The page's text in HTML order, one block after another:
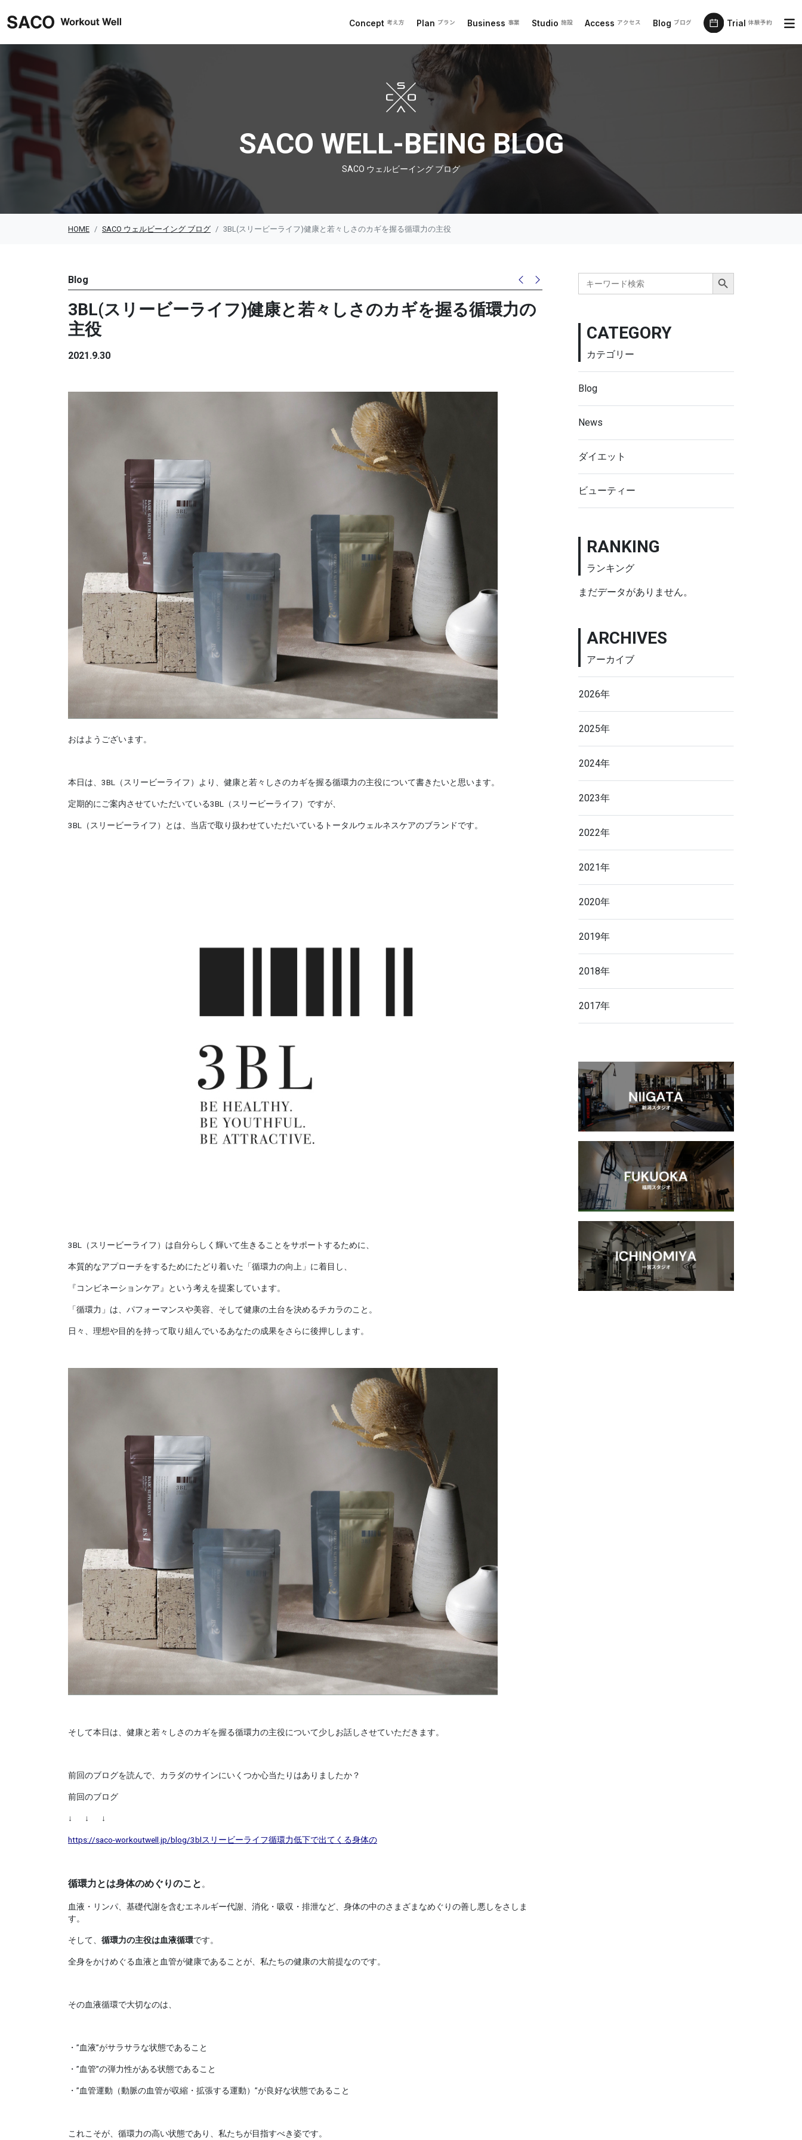
Concept 考え方 Plan プラン Business 事業 Studio 施設 Access アクセス Blog ブログ Trial 体験予約
SACO ウェルビーイング ブログ
SACO WELL-BEING BLOG
SACO ウェルビーイング ブログ
HOME SACO ウェルビーイング ブログ 3BL(スリービーライフ)健康と若々しさのカギを握る循環力の主役
Blog
3BL(スリービーライフ)健康と若々しさのカギを握る循環力の
主役
2021.9.30
おはようございます。
本日は、3BL（スリービーライフ）より、健康と若々しさのカギを握る循環力の主役について書きたいと思います。
定期的にご案内させていただいている3BL（スリービーライフ）ですが、
3BL（スリービーライフ）とは、当店で取り扱わせていただいているトータルウェルネスケアのブランドです。
3BL（スリービーライフ）は自分らしく輝いて生きることをサポートするために、
本質的なアプローチをするためにたどり着いた「循環力の向上」に着目し、
『コンビネーションケア』という考えを提案しています。
「循環力」は、パフォーマンスや美容、そして健康の土台を決めるチカラのこと。
日々、理想や目的を持って取り組んでいるあなたの成果をさらに後押しします。
そして本日は、健康と若々しさのカギを握る循環力の主役について少しお話しさせていただきます。
前回のブログを読んで、カラダのサインにいくつか心当たりはありましたか？
前回のブログ
↓ ↓ ↓
https://saco-workoutwell.jp/blog/3blスリービーライフ循環力低下で出てくる身体の
循環力とは身体のめぐりのこと 。
血液・リンパ、基礎代謝を含むエネルギー代謝、消化・吸収・排泄など、身体の中のさまざまなめぐりの善し悪しをさしま
す。
そして、 循環力の主役は血液循環です。
全身をかけめぐる血液と血管が健康であることが、私たちの健康の大前提なのです。
その血液循環で大切なのは、
・”血液”がサラサラな状態であること
・”血管”の弾力性がある状態であること
・”血管運動（動脈の血管が収縮・拡張する運動）”が良好な状態であること
これこそが、循環力の高い状態であり、私たちが目指すべき姿です。
Search
for:
Search Button
CATEGORY
カテゴリー
Blog
News
ダイエット
ビューティー
RANKING
ランキング
まだデータがありません。
ARCHIVES
アーカイブ
2026年
2025年
2024年
2023年
2022年
2021年
2020年
2019年
2018年
2017年